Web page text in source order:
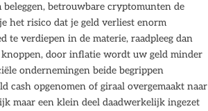
betrouwbare cryptomunten de
het risico dat je geld verliest enorm
te verdiepen in de materie, raadpleeg dan
door inflatie wordt uw geld minder
ondernemingen beide begrippen
cash opgenomen of giraal overgemaakt naar
maar een klein deel daadwerkelijk ingezet